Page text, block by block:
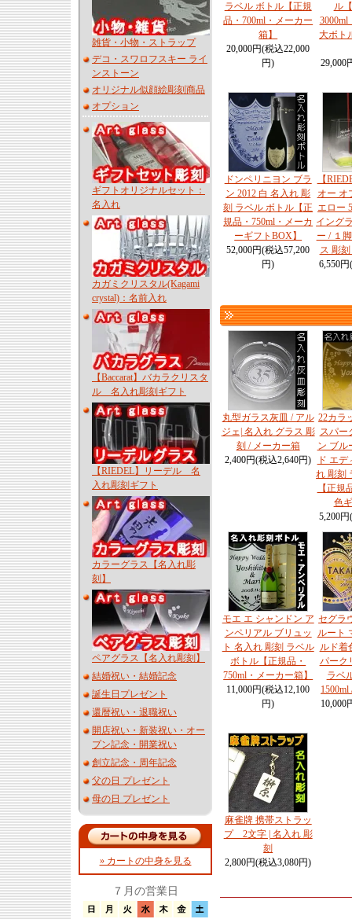
雑貨・小物・ストラップ
デコ・スワロフスキー ライ
ンストーン
オリジナル似顔絵彫刻商品
オプション
ギフトオリジナルセット：
名入れ
カガミクリスタル(Kagami
crystal)：名前入れ
【Baccarat】バカラクリスタ
ル 名入れ彫刻ギフト
【RIEDEL】リーデル 名
入れ彫刻ギフト
カラーグラス【名入れ彫
刻】
ペアグラス【名入れ彫刻】
結婚祝い・結婚記念
誕生日プレゼント
還暦祝い・退職祝い
開店祝い・新装祝い・オー
プン記念・開業祝い
創立記念・周年記念
父の日 プレゼント
母の日 プレゼント
» カートの中身を見る
７月の営業日
ラベル ボトル【正規
品・700ml・メーカー
箱】
20,000円(税込22,000
円)
ル
3000ml
大ボト
29,000
ドンペリニヨン ブラ
ン 2012 白 名入れ 彫
刻 ラベル ボトル【正
規品・750ml・メーカ
ーギフトBOX】
52,000円(税込57,200
円)
【
オー オ
エロー
イング
ー / １
ス 彫
6,550
丸型ガラス灰皿 / アル
ジェ| 名入れ グラス 彫
刻 / メーカー箱
2,400円(税込2,640円)
22カラ
スパー
ン ブル
ド エ
れ 彫刻
【正規
色
5,200
モエ エ シャンドン ア
ンペリアル ブリュッ
ト 名入れ 彫刻 ラベル
ボトル【正規品・
750ml・メーカー箱】
11,000円(税込12,100
円)
セグラ
ルート
ルド着
パーク
ラベ
10,000
麻雀牌 携帯ストラッ
プ 2文字 | 名入れ 彫
刻
2,800円(税込3,080円)